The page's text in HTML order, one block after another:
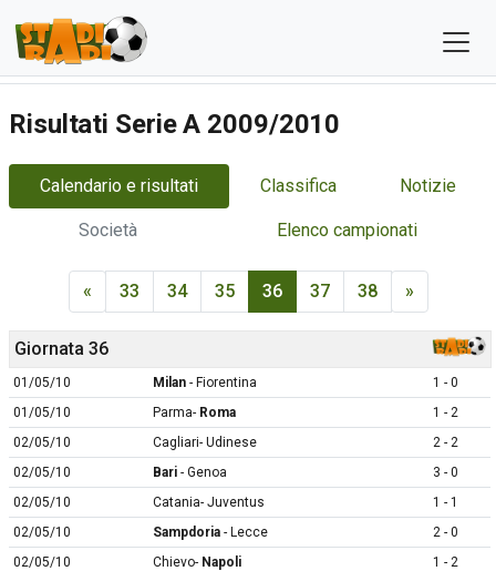
Risultati Serie A 2009/2010
Calendario e risultati Classifica Notizie
Società Elenco campionati
« 33 34 35 36 37 38 »
Giornata 36
01/05/10 Milan - Fiorentina
1 - 0
01/05/10
Parma- Roma
1 - 2
02/05/10
Cagliari- Udinese
2 - 2
02/05/10
Bari - Genoa
3 - 0
02/05/10
Catania- Juventus
1 - 1
02/05/10
Sampdoria - Lecce
2 - 0
02/05/10
Chievo- Napoli
1 - 2